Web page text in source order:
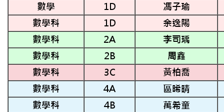
數學
1D
馮子瑜
數學科
1D
余逸陽
數學科
2A
李司瑀
數學科
2B
周鑫
數學科
3C
黃柏喬
數學科
4A
區晞晴
數學科
4B
萬希童